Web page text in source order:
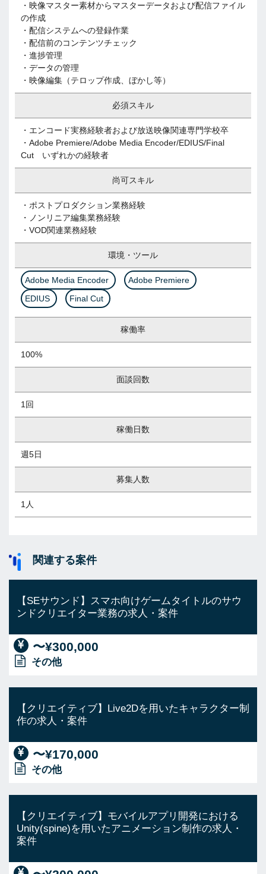
・映像マスター素材からマスターデータおよび配信ファイル
の作成
・配信システムへの登録作業
・配信前のコンテンツチェック
・進捗管理
・データの管理
・映像編集（テロップ作成、ぼかし等）
必須スキル
・エンコード実務経験者および放送映像関連専門学校卒
・Adobe Premiere/Adobe Media Encoder/EDIUS/Final
Cut いずれかの経験者
尚可スキル
・ポストプロダクション業務経験
・ノンリニア編集業務経験
・VOD関連業務経験
環境・ツール
Adobe Media Encoder
Adobe Premiere
EDIUS
Final Cut
稼働率
100%
面談回数
1回
稼働日数
週5日
募集人数
1人
関連する案件
【SEサウンド】スマホ向けゲームタイトルのサウ
ンドクリエイター業務の求人・案件
〜¥300,000
その他
【クリエイティブ】Live2Dを用いたキャラクター制
作の求人・案件
〜¥170,000
その他
【クリエイティブ】モバイルアプリ開発における
Unity(spine)を用いたアニメーション制作の求人・
案件